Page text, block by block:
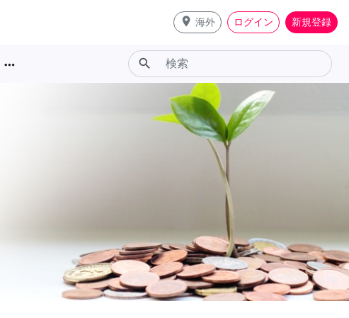
place 海外 ログイン 新規登録
more_horiz search